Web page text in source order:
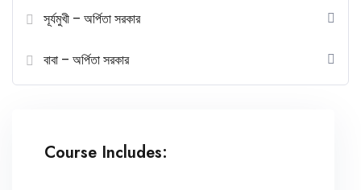
সূর্যমুখী – অর্পিতা সরকার
বাবা – অর্পিতা সরকার
Course Includes: